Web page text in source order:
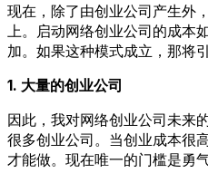
现在，除了由创业公司产生外
上。启动网络创业公司的成本
加。如果这种模式成立，那将
1. 大量的创业公司
因此，我对网络创业公司未来
很多创业公司。当创业成本很
才能做。现在唯一的门槛是勇气